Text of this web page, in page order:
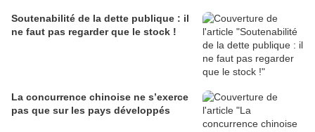
Soutenabilité de la dette publique : il
ne faut pas regarder que le stock !
La concurrence chinoise ne s’exerce
pas que sur les pays développés